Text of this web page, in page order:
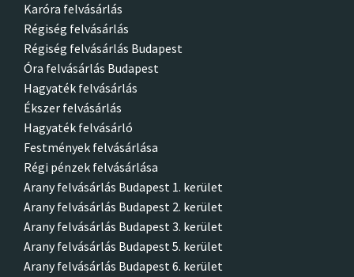
Karóra felvásárlás
Régiség felvásárlás
Régiség felvásárlás Budapest
Óra felvásárlás Budapest
Hagyaték felvásárlás
Ékszer felvásárlás
Hagyaték felvásárló
Festmények felvásárlása
Régi pénzek felvásárlása
Arany felvásárlás Budapest 1. kerület
Arany felvásárlás Budapest 2. kerület
Arany felvásárlás Budapest 3. kerület
Arany felvásárlás Budapest 5. kerület
Arany felvásárlás Budapest 6. kerület